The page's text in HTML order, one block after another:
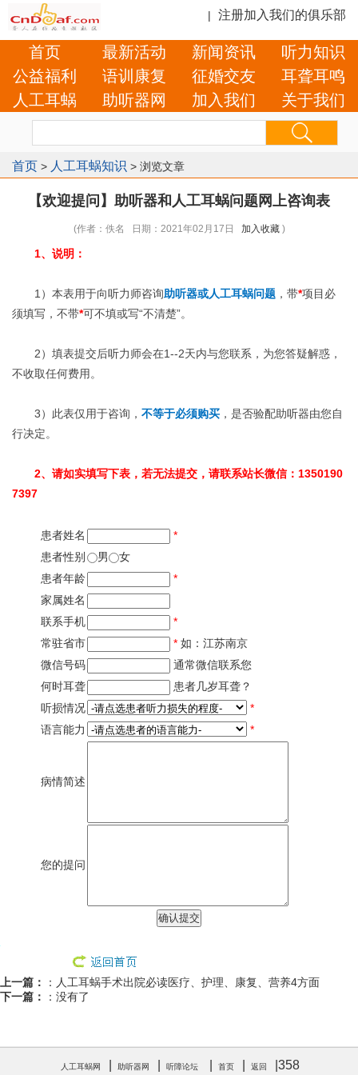
| 注册加入我们的俱乐部
首页 最新活动 新闻资讯
听力知识
公益福利
语训康复 征婚交友
耳聋耳鸣
人工耳蜗
助听器网 加入我们 关于我们
首页 > 人工耳蜗知识 > 浏览文章
【欢迎提问】助听器和人工耳蜗问题网上咨询表
(作者：佚名 日期：2021年02月17日 加入收藏)
1、说明：
1）本表用于向听力师咨询 助听器或人工耳蜗问题 ，带*项目必
须填写，不带*可不填或写“不清楚”。
2）填表提交后听力师会在1--2天内与您联系，为您答疑解惑，
不收取任何费用。
3）此表仅用于咨询， 不等于必须购买 ，是否验配助听器由您自
行决定。
2、请如实填写下表，若无法提交，请联系站长微信：1350190
7397
患者姓名
*
患者性别
男
女
患者年龄
*
家属姓名
联系手机
*
常驻省市
* 如：江苏南京
微信号码
通常微信联系您
何时耳聋
患者几岁耳聋？
听损情况
*
语言能力
*
病情简述
您的提问
上一篇： ： 人工耳蜗手术出院必读医疗、护理、康复、营养4方面
下一篇：
：没有了
人工耳蜗网 助听器网 听障论坛 首页 返回 358